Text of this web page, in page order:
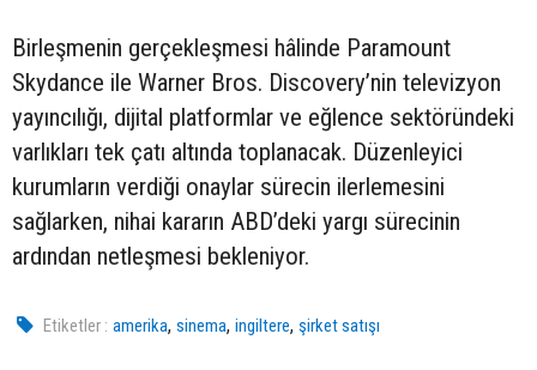
Birleşmenin gerçekleşmesi hâlinde Paramount
Skydance ile Warner Bros. Discovery’nin televizyon
yayıncılığı, dijital platformlar ve eğlence sektöründeki
varlıkları tek çatı altında toplanacak. Düzenleyici
kurumların verdiği onaylar sürecin ilerlemesini
sağlarken, nihai kararın ABD’deki yargı sürecinin
ardından netleşmesi bekleniyor.
Etiketler : amerika,sinema,ingiltere,şirket satışı